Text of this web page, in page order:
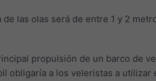
de las olas será de entre 1 y 2
propulsión de un barco de
obligaría a los veleristas a